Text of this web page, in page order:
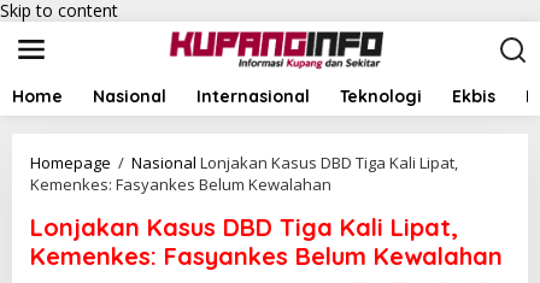
Skip to content
Home Nasional Internasional Teknologi Ekbis
Homepage / Nasional Lonjakan Kasus DBD Tiga Kali Lipat,
Kemenkes: Fasyankes Belum Kewalahan
Lonjakan Kasus DBD Tiga Kali Lipat,
Kemenkes: Fasyankes Belum Kewalahan